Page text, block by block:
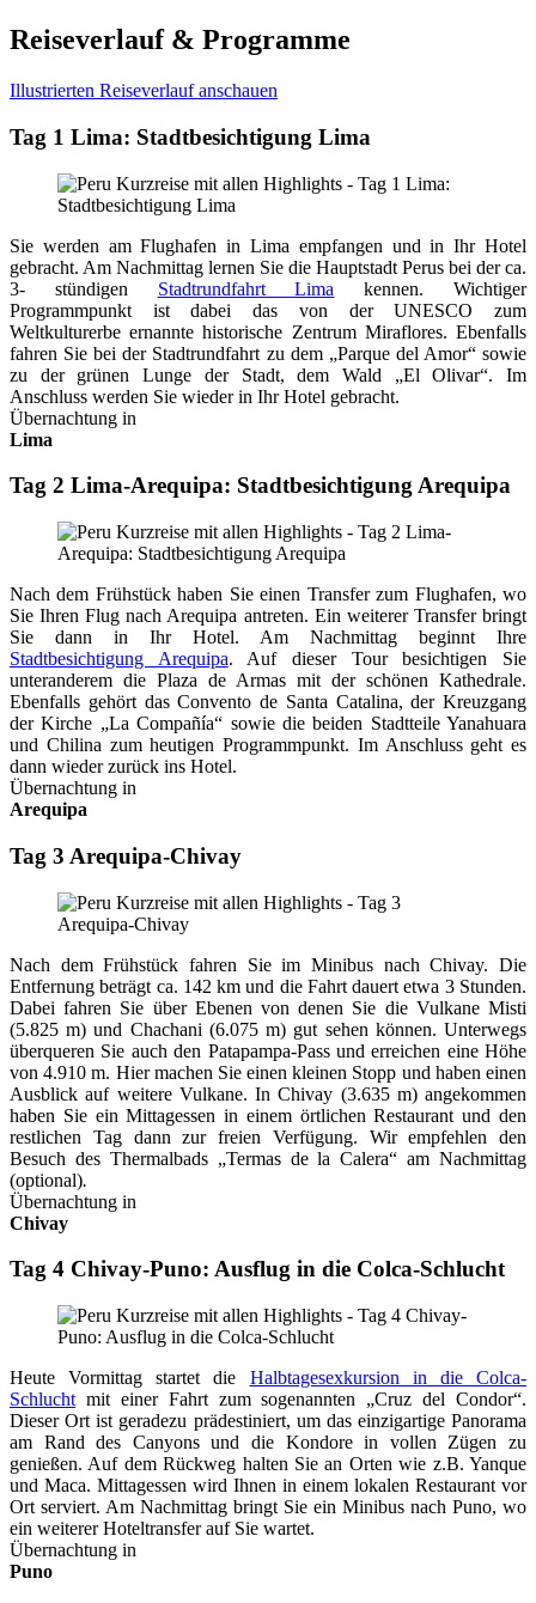
Reiseverlauf & Programme
Illustrierten Reiseverlauf anschauen
Tag 1 Lima: Stadtbesichtigung Lima
Sie werden am Flughafen in Lima empfangen und in Ihr Hotel
gebracht. Am Nachmittag lernen Sie die Hauptstadt Perus bei der ca.
3- stündigen Stadtrundfahrt Lima kennen. Wichtiger
Programmpunkt ist dabei das von der UNESCO zum
Weltkulturerbe ernannte historische Zentrum Miraflores. Ebenfalls
fahren Sie bei der Stadtrundfahrt zu dem „Parque del Amor“ sowie
zu der grünen Lunge der Stadt, dem Wald „El Olivar“. Im
Anschluss werden Sie wieder in Ihr Hotel gebracht.
Übernachtung in
Lima
Tag 2 Lima-Arequipa: Stadtbesichtigung Arequipa
Nach dem Frühstück haben Sie einen Transfer zum Flughafen, wo
Sie Ihren Flug nach Arequipa antreten. Ein weiterer Transfer bringt
Sie dann in Ihr Hotel. Am Nachmittag beginnt Ihre
Stadtbesichtigung Arequipa. Auf dieser Tour besichtigen Sie
unteranderem die Plaza de Armas mit der schönen Kathedrale.
Ebenfalls gehört das Convento de Santa Catalina, der Kreuzgang
der Kirche „La Compañía“ sowie die beiden Stadtteile Yanahuara
und Chilina zum heutigen Programmpunkt. Im Anschluss geht es
dann wieder zurück ins Hotel.
Übernachtung in
Arequipa
Tag 3 Arequipa-Chivay
Nach dem Frühstück fahren Sie im Minibus nach Chivay. Die
Entfernung beträgt ca. 142 km und die Fahrt dauert etwa 3 Stunden.
Dabei fahren Sie über Ebenen von denen Sie die Vulkane Misti
(5.825 m) und Chachani (6.075 m) gut sehen können. Unterwegs
überqueren Sie auch den Patapampa-Pass und erreichen eine Höhe
von 4.910 m. Hier machen Sie einen kleinen Stopp und haben einen
Ausblick auf weitere Vulkane. In Chivay (3.635 m) angekommen
haben Sie ein Mittagessen in einem örtlichen Restaurant und den
restlichen Tag dann zur freien Verfügung. Wir empfehlen den
Besuch des Thermalbads „Termas de la Calera“ am Nachmittag
(optional).
Übernachtung in
Chivay
Tag 4 Chivay-Puno: Ausflug in die Colca-Schlucht
Heute Vormittag startet die Halbtagesexkursion in die Colca-
Schlucht mit einer Fahrt zum sogenannten „Cruz del Condor“.
Dieser Ort ist geradezu prädestiniert, um das einzigartige Panorama
am Rand des Canyons und die Kondore in vollen Zügen zu
genießen. Auf dem Rückweg halten Sie an Orten wie z.B. Yanque
und Maca. Mittagessen wird Ihnen in einem lokalen Restaurant vor
Ort serviert. Am Nachmittag bringt Sie ein Minibus nach Puno, wo
ein weiterer Hoteltransfer auf Sie wartet.
Übernachtung in
Puno